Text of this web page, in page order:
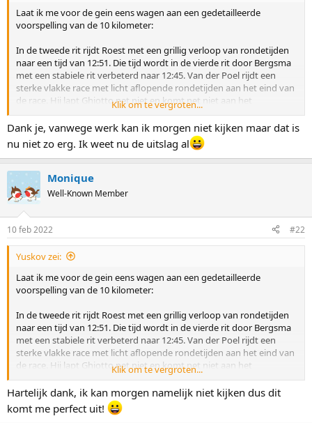
r
Laat ik me voor de gein eens wagen aan een gedetailleerde
voorspelling van de 10 kilometer:
In de tweede rit rijdt Roest met een grillig verloop van rondetijden
naar een tijd van 12:51. Die tijd wordt in de vierde rit door Bergsma
met een stabiele rit verbeterd naar 12:45. Van der Poel rijdt een
sterke vlakke race met licht aflopende rondetijden aan het eind van
de race. Hij lapt Ghiotto net niet en komt net niet aan het
wereldrecord, 12:33. De commentatoren zijn onder de indruk: "hij
ziet nu zelfs Ghiotto in de rug en dat is toch een man met een
reputatie op deze afstand."
In de slotrit rijdt Bloemen voor brons. Net als Roest verlopen zijn
rondetijden grillig, waardoor hij onder dan weer boven en dan weer
onder het schema zit. Uiteindelijk rijdt Bloemen 12:49 waarna hij
haast hysterisch juicht vanwege brons.
Uitslag
1. Van der Poel 12:33
2. Bergsma 12:45
3. Bloemen 12:49
4. Roest 12:51
5. Fish 12:56
7. Ghiotto 13:02
De interviews. Naast een uitgebreide reflectie op zijn fantastische
race gooit Van der Poel in zijn interview met de NOS nog wat kolen
op het vuur rondom lobbygate. Erben Wennemars reageert zeer
verontwaardigd. Het interview met Jorrit Bergsma bevat weinig
grammaticaal correcte zinnen. Iets in de richting van: "ik raakte hem
net niet lekker. Normaal kom ik in een cadans en kan ik hem aan het
end afbouwen naar 29'ers, maar dat zat er nu ook niet in."
Klik om te vergroten...
Dank je, vanwege werk kan ik morgen niet kijken maar dat is
nu niet zo erg. Ik weet nu de uitslag al
Monique
Well-Known Member
10 feb 2022 #22
Yuskov zei:
Laat ik me voor de gein eens wagen aan een gedetailleerde
voorspelling van de 10 kilometer:
In de tweede rit rijdt Roest met een grillig verloop van rondetijden
naar een tijd van 12:51. Die tijd wordt in de vierde rit door Bergsma
met een stabiele rit verbeterd naar 12:45. Van der Poel rijdt een
sterke vlakke race met licht aflopende rondetijden aan het eind van
de race. Hij lapt Ghiotto net niet en komt net niet aan het
wereldrecord, 12:33. De commentatoren zijn onder de indruk: "hij
ziet nu zelfs Ghiotto in de rug en dat is toch een man met een
reputatie op deze afstand."
Klik om te vergroten...
Hartelijk dank, ik kan morgen namelijk niet kijken dus dit
komt me perfect uit!